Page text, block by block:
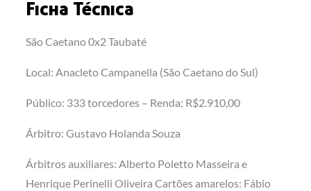
Ficha Técnica
São Caetano 0x2 Taubaté
Local: Anacleto Campanella (São Caetano do Sul)
Público: 333 torcedores – Renda: R$2.910,00
Árbitro: Gustavo Holanda Souza
Árbitros auxiliares: Alberto Poletto Masseira e
Henrique Perinelli Oliveira Cartões amarelos: Fábio